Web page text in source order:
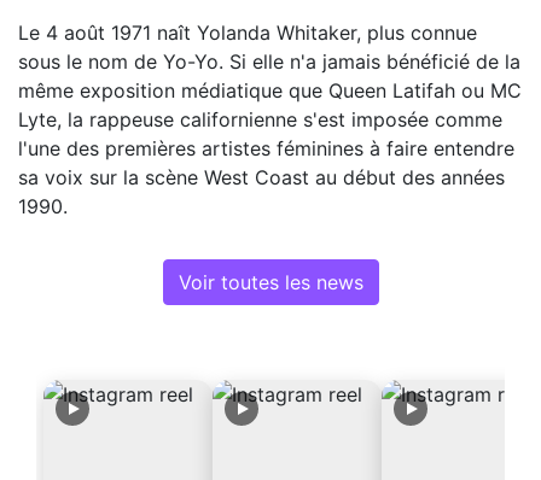
Le 4 août 1971 naît Yolanda Whitaker, plus connue
sous le nom de Yo-Yo. Si elle n'a jamais bénéficié de la
même exposition médiatique que Queen Latifah ou MC
Lyte, la rappeuse californienne s'est imposée comme
l'une des premières artistes féminines à faire entendre
sa voix sur la scène West Coast au début des années
1990.
Voir toutes les news